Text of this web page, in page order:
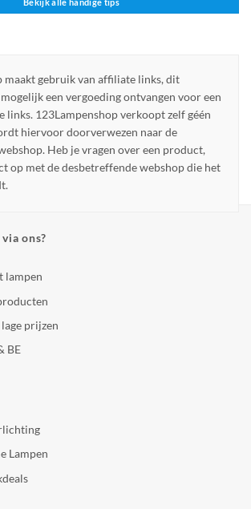
maakt gebruik van affiliate links, dit
een vergoeding ontvangen voor een
links. 123Lampenshop verkoopt zelf géén
hiervoor doorverwezen naar de
Heb je vragen over een product,
op met de desbetreffende webshop die het
ons?
lampen
prijzen
BE
Lampen